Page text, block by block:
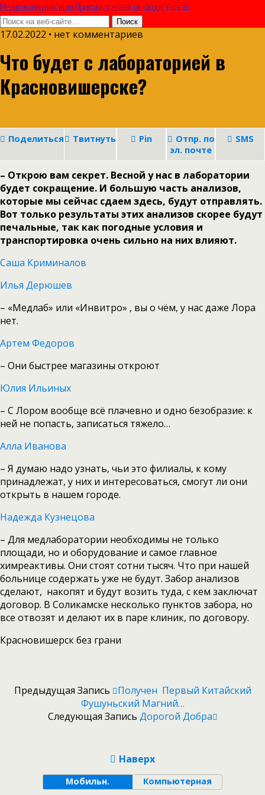
Медиакоммуникации Прикамья: новости, люди, власть
17.02.2022 • нет комментариев
Что будет с лабораторией в
Красновишерске?
Поделиться Твитнуть Pin
Отпр. по
эл. почте
SMS
– Открою вам секрет. Весной у нас в лаборатории
будет сокращение. И большую часть анализов,
которые мы сейчас сдаем здесь, будут отправлять.
Вот только результаты этих анализов скорее будут
печальные, так как погодные условия и
транспортировка очень сильно на них влияют.
Саша Криминалов
Илья Дерюшев
– «Медлаб» или «Инвитро» , вы о чём, у нас даже Лора
нет.
Артем Федоров
– Они быстрее магазины откроют
Юлия Ильиных
– С Лором вообще всё плачевно и одно безобразие: к
ней не попасть, записаться тяжело…
Алла Иванова
– Я думаю надо узнать, чьи это филиалы, к кому
принадлежат, у них и интересоваться, смогут ли они
открыть в нашем городе.
Надежда Кузнецова
– Для медлаборатории необходимы не только
площади, но и оборудование и самое главное
химреактивы. Они стоят сотни тысяч. Что при нашей
больнице содержать уже не будут. Забор анализов
сделают, накопят и будут возить туда, с кем заключат
договор. В Соликамске несколько пунктов забора, но
все отвозят и делают их в паре клиник, по договору.
Красновишерск без грани
Предыдущая Запись
Получен Первый Китайский
Фушуньский Магний…
Следующая Запись Дорогой Добра
Наверх
Мобильн. Компьютерная